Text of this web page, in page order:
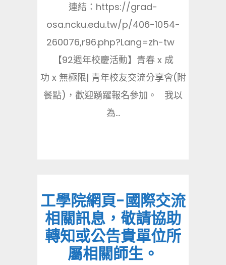
連結：https://grad-
osa.ncku.edu.tw/p/406-1054-
260076,r96.php?Lang=zh-tw
【92週年校慶活動】青春 x 成
功 x 無極限| 青年校友交流分享會(附
餐點)，歡迎踴躍報名參加。 我以
為...
工學院網頁-國際交流
相關訊息，敬請協助
轉知或公告貴單位所
屬相關師生。